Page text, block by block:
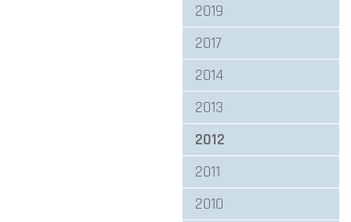
2019
2017
2014
2013
2012
2011
2010